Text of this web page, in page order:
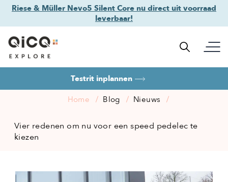
Riese & Müller Nevo5 Silent Core nu direct uit voorraad
leverbaar!
Testrit inplannen
Home Blog Nieuws
Vier redenen om nu voor een speed pedelec te
kiezen